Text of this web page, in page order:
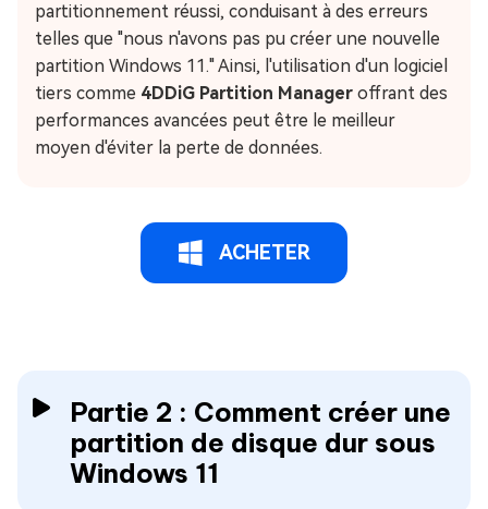
partitionnement réussi, conduisant à des erreurs
telles que "nous n'avons pas pu créer une nouvelle
partition Windows 11." Ainsi, l'utilisation d'un logiciel
tiers comme 4DDiG Partition Manager offrant des
performances avancées peut être le meilleur
moyen d'éviter la perte de données.
ACHETER
Partie 2 : Comment créer une
partition de disque dur sous
Windows 11